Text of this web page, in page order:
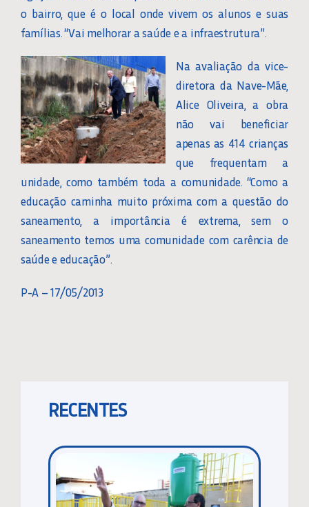
o bairro, que é o local onde vivem os alunos e suas
famílias. “Vai melhorar a saúde e a infraestrutura”.
Na avaliação da vice-
diretora da Nave-Mãe,
Alice Oliveira, a obra
não vai beneficiar
apenas as 414 crianças
que frequentam a
unidade, como também toda a comunidade. “Como a
educação caminha muito próxima com a questão do
saneamento, a importância é extrema, sem o
saneamento temos uma comunidade com carência de
saúde e educação”.
P-A – 17/05/2013
RECENTES